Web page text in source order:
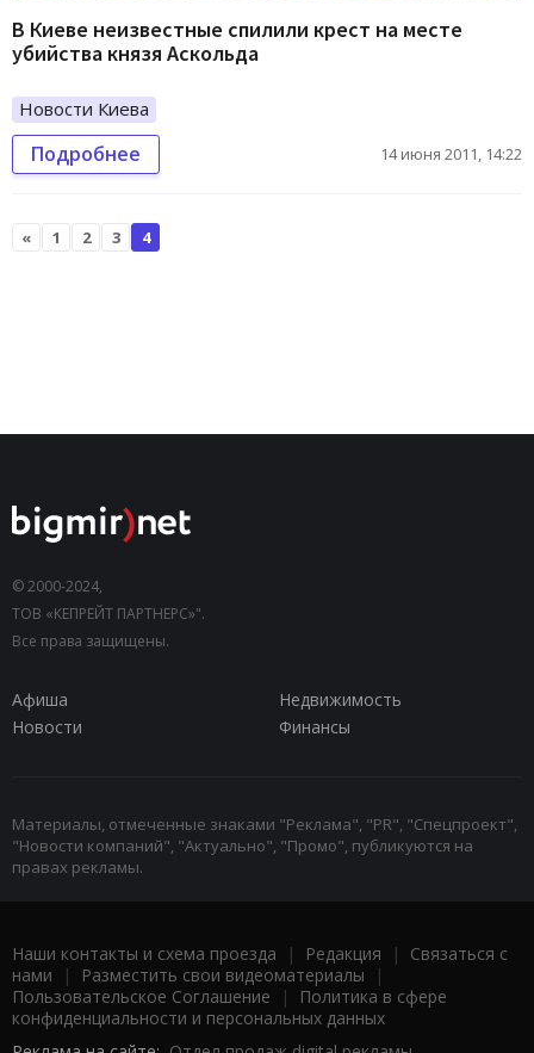
В Киеве неизвестные спилили крест на месте
убийства князя Аскольда
Новости Киева
Подробнее 14 июня 2011, 14:22
« 1 2 3 4
© 2000-2024,
ТОВ «КЕПРЕЙТ ПАРТНЕРС»".
Все права защищены.
Афиша
Недвижимость
Новости
Финансы
Материалы, отмеченные знаками "Реклама", "PR", "Спецпроект",
"Новости компаний", "Актуально", "Промо", публикуются на
правах рекламы.
Наши контакты и схема проезда | Редакция | Связаться с
нами | Разместить свои видеоматериалы |
Пользовательское Соглашение |
Политика в сфере
конфиденциальности и персональных данных